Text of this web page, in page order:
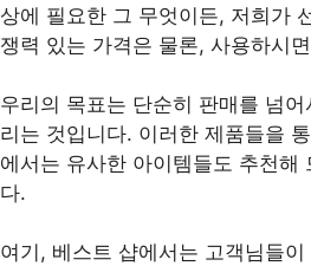
상에 필요한 그 무엇이든, 저희가
쟁력 있는 가격은 물론, 사용하시
우리의 목표는 단순히 판매를 넘
리는 것입니다. 이러한 제품들을
에서는 유사한 아이템들도 추천해
다.
여기, 베스트 샵에서는 고객님들